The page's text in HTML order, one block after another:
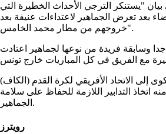
"يستنكر الترجي الأحداث الخطيرة التي
بعد تعرض الجماهير لاعتداءات عنيفة بعد
خروجهم من مطار محمد الخامس".
وسابقة فريدة من نوعها لجماهير اعتادت
إلى الاتحاد الأفريقي لكرة القدم (الكاف)
اتخاذ التدابير اللازمة للحفاظ على سلامة
الجماهير.
رويترز